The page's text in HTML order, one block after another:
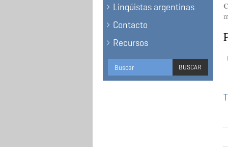
Lingüistas argentinas
Contacto
Recursos
Formulario
de
BUSCAR
BUSCAR